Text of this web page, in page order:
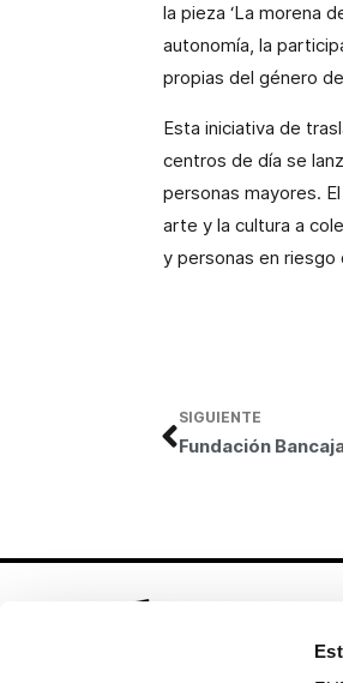
la pieza ‘La morena
autonomía, la
propias del género
Esta iniciativa de
centros de día se
personas mayores.
arte y la cultura a
y personas en riesgo
SIGUIENTE